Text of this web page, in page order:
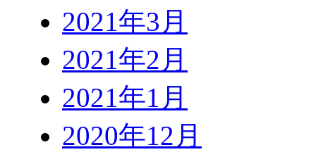
2021年3月
2021年2月
2021年1月
2020年12月